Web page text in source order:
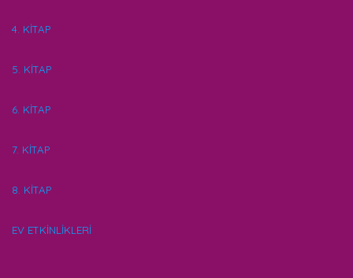
4. KİTAP
5. KİTAP
6. KİTAP
7. KİTAP
8. KİTAP
EV ETKİNLİKLERİ